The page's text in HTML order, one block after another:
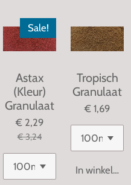
Sale!
Astax
(Kleur)
Granulaat
€ 2,29
€ 3,24
Tropisch
Granulaat
€ 1,69
In